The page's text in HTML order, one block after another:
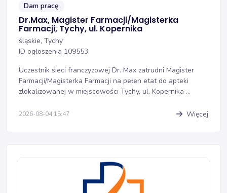
Dam pracę
Dr.Max, Magister Farmacji/Magisterka
Farmacji, Tychy, ul. Kopernika
śląskie, Tychy
ID ogłoszenia 109553
Uczestnik sieci franczyzowej Dr. Max zatrudni Magister
Farmacji/Magisterka Farmacji na pełen etat do apteki
zlokalizowanej w miejscowości Tychy, ul. Kopernika ...
2026-08-04 15:47 Więcej